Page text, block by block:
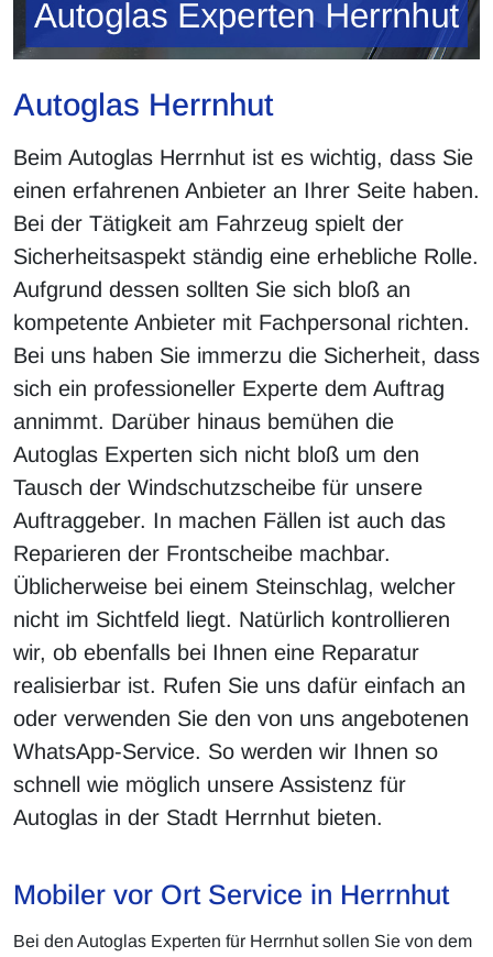
Autoglas Herrnhut
Beim Autoglas Herrnhut ist es wichtig, dass Sie
einen erfahrenen Anbieter an Ihrer Seite haben.
Bei der Tätigkeit am Fahrzeug spielt der
Sicherheitsaspekt ständig eine erhebliche Rolle.
Aufgrund dessen sollten Sie sich bloß an
kompetente Anbieter mit Fachpersonal richten.
Bei uns haben Sie immerzu die Sicherheit, dass
sich ein professioneller Experte dem Auftrag
annimmt. Darüber hinaus bemühen die
Autoglas Experten sich nicht bloß um den
Tausch der Windschutzscheibe für unsere
Auftraggeber. In machen Fällen ist auch das
Reparieren der Frontscheibe machbar.
Üblicherweise bei einem Steinschlag, welcher
nicht im Sichtfeld liegt. Natürlich kontrollieren
wir, ob ebenfalls bei Ihnen eine Reparatur
realisierbar ist. Rufen Sie uns dafür einfach an
oder verwenden Sie den von uns angebotenen
WhatsApp-Service. So werden wir Ihnen so
schnell wie möglich unsere Assistenz für
Autoglas in der Stadt Herrnhut bieten.
Mobiler vor Ort Service in Herrnhut
Bei den Autoglas Experten für Herrnhut sollen Sie von dem